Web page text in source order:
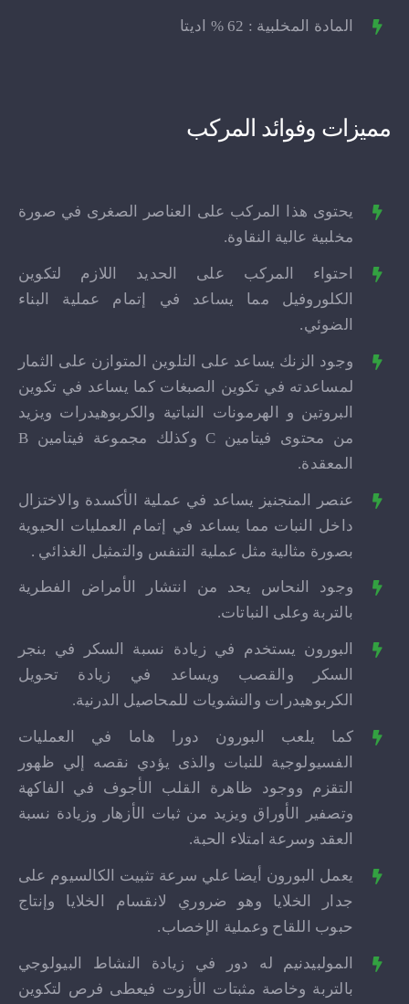
المادة المخلبية : 62 % اديتا
مميزات وفوائد المركب
يحتوى هذا المركب على العناصر الصغرى في صورة
مخلبية عالية النقاوة.
احتواء المركب على الحديد اللازم لتكوين
الكلوروفيل مما يساعد في إتمام عملية البناء
الضوئي.
وجود الزنك يساعد على التلوين المتوازن على الثمار
لمساعدته في تكوين الصبغات كما يساعد في تكوين
البروتين و الهرمونات النباتية والكربوهيدرات ويزيد
من محتوى فيتامين C وكذلك مجموعة فيتامين B
المعقدة.
عنصر المنجنيز يساعد في عملية الأكسدة والاختزال
داخل النبات مما يساعد في إتمام العمليات الحيوية
بصورة مثالية مثل عملية التنفس والتمثيل الغذائي .
وجود النحاس يحد من انتشار الأمراض الفطرية
بالتربة وعلى النباتات.
البورون يستخدم في زيادة نسبة السكر في بنجر
السكر والقصب ويساعد في زيادة تحويل
الكربوهيدرات والنشويات للمحاصيل الدرنية.
كما يلعب البورون دورا هاما في العمليات
الفسيولوجية للنبات والذى يؤدي نقصه إلي ظهور
التقزم ووجود ظاهرة القلب الأجوف في الفاكهة
وتصفير الأوراق ويزيد من ثبات الأزهار وزيادة نسبة
العقد وسرعة امتلاء الحبة.
يعمل البورون أيضا علي سرعة تثبيت الكالسيوم على
جدار الخلايا وهو ضروري لانقسام الخلايا وإنتاج
حبوب اللقاح وعملية الإخصاب.
المولبيدنيم له دور في زيادة النشاط البيولوجي
بالتربة وخاصة مثبتات الأزوت فيعطى فرص لتكوين